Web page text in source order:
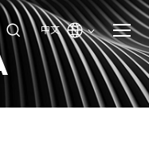
中文